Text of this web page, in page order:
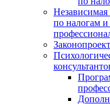
по налогам